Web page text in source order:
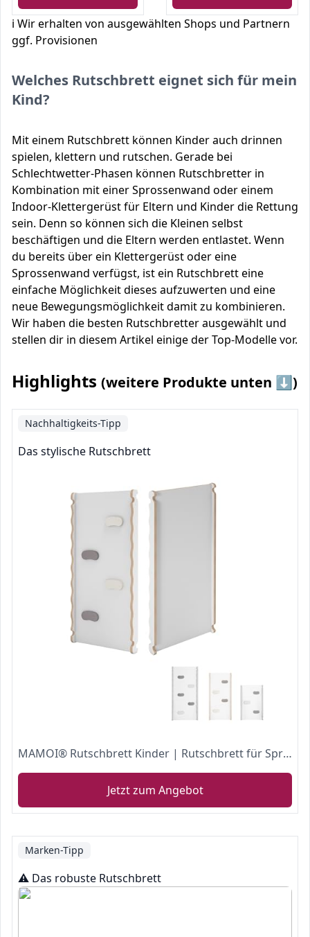
ℹ️ Wir erhalten von ausgewählten Shops und Partnern
ggf. Provisionen
Welches Rutschbrett eignet sich für mein
Kind?
Mit einem Rutschbrett können Kinder auch drinnen
spielen, klettern und rutschen. Gerade bei
Schlechtwetter-Phasen können Rutschbretter in
Kombination mit einer Sprossenwand oder einem
Indoor-Klettergerüst für Eltern und Kinder die Rettung
sein. Denn so können sich die Kleinen selbst
beschäftigen und die Eltern werden entlastet. Wenn
du bereits über ein Klettergerüst oder eine
Sprossenwand verfügst, ist ein Rutschbrett eine
einfache Möglichkeit dieses aufzuwerten und eine
neue Bewegungsmöglichkeit damit zu kombinieren.
Wir haben die besten Rutschbretter ausgewählt und
stellen dir in diesem Artikel einige der Top-Modelle vor.
Highlights (weitere Produkte unten ⬇️)
Nachhaltigkeits-Tipp
Das stylische Rutschbrett
MAMOI® Rutschbrett Kinder | Rutschbrett für Sprossenwand & Kletterdreieck | Rutsche Indoor | Kinderrutsche Holz | Kleinkindrutsche | Babyrutsche | CE | 100% ECO | Made in EU
Jetzt zum Angebot
Marken-Tipp
⚠️ Das robuste Rutschbrett